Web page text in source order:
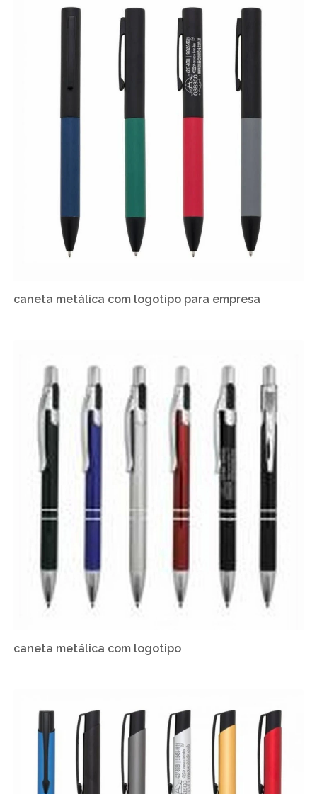
caneta metálica com logotipo para empresa
caneta metálica com logotipo